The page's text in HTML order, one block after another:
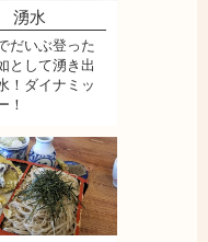
湧水
だいぶ登った
として湧き出
！ダイナミッ
！